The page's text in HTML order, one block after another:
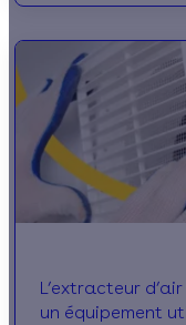
L’extracteur
un équipement